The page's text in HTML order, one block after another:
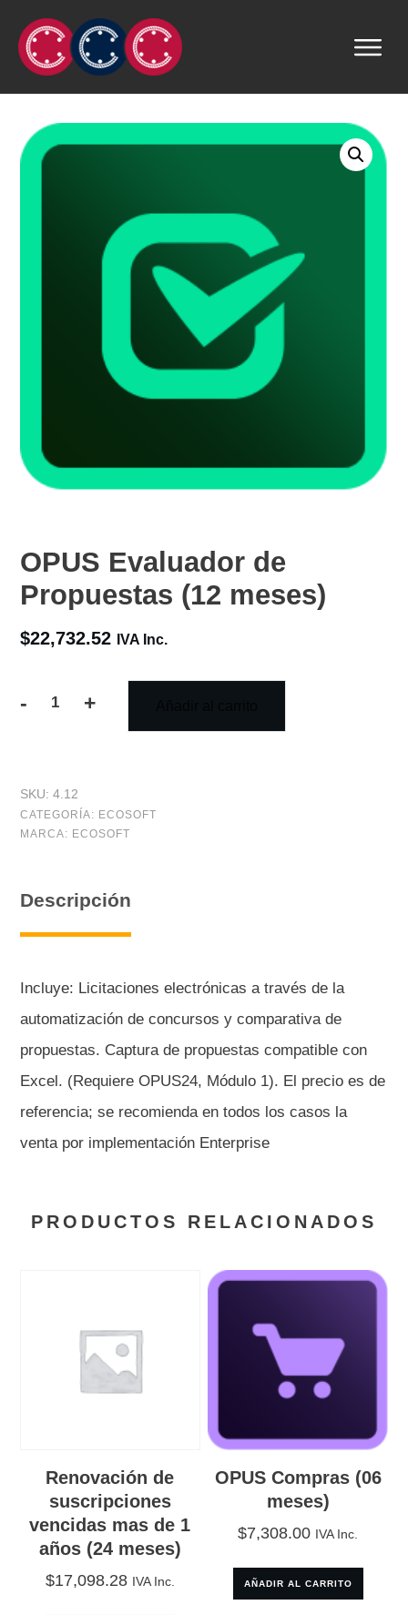
OPUS Evaluador de
Propuestas (12 meses)
$22,732.52 IVA Inc.
-
Propuestas
(12
cantidad
+
SKU: 4.12
CATEGORÍA: ECOSOFT
MARCA: ECOSOFT
Descripción
Incluye: Licitaciones electrónicas a través de la
automatización de concursos y comparativa de
propuestas. Captura de propuestas compatible con
Excel. (Requiere OPUS24, Módulo 1). El precio es de
referencia; se recomienda en todos los casos la
venta por implementación Enterprise
PRODUCTOS RELACIONADOS
Renovación de
suscripciones
vencidas mas de 1
años (24 meses)
$17,098.28 IVA Inc.
OPUS Compras (06
meses)
$7,308.00 IVA Inc.
AÑADIR AL CARRITO